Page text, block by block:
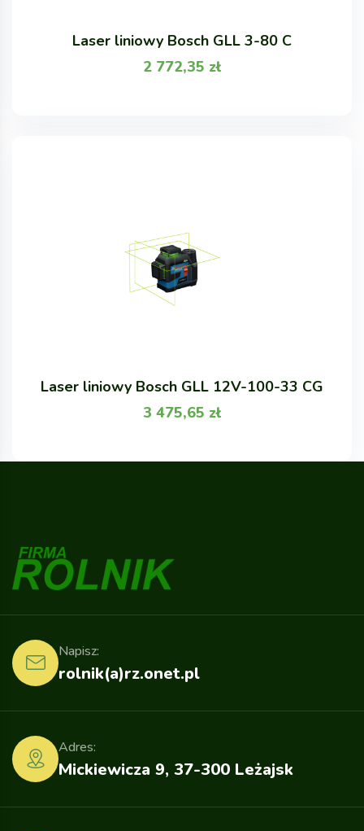
Laser liniowy Bosch GLL 3-80 C
2 772,35 zł
Laser liniowy Bosch GLL 12V-100-33 CG
3 475,65 zł
rolnik(a)rz.onet.pl
Napisz:
Mickiewicza 9, 37-300 Leżajsk
Adres: